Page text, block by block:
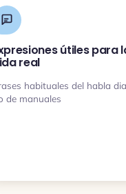
útiles para
real
habituales del habla
de manuales